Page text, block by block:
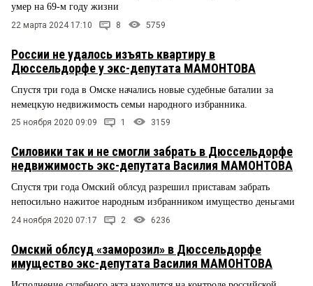
умер на 69-м году жизни
22 марта 2024 17:10 8 5759
России не удалось изъять квартиру в
Дюссельдорфе у экс-депутата МАМОНТОВА
Спустя три года в Омске начались новые судебные баталии за
немецкую недвижимость семьи народного избранника.
25 ноября 2020 09:09 1 3159
Силовики так и не смогли забрать в Дюссельдорфе
недвижимость экс-депутата Василия МАМОНТОВА
Спустя три года Омский облсуд разрешил приставам забрать
непосильно нажитое народным избранником имущество деньгами
24 ноября 2020 07:17 2 6236
Омский облсуд «заморозил» в Дюссельдорфе
имущество экс-депутата Василия МАМОНТОВА